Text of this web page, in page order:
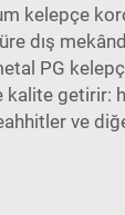
kelepçe
dış
PG
kalite getirir:
ve